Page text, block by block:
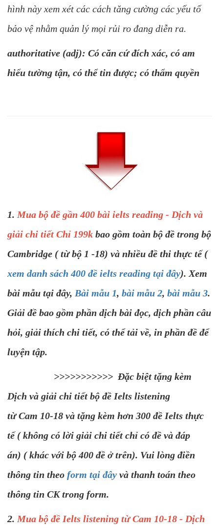
hình này xem xét các cách tăng cường các yếu tố
bảo vệ nhằm quản lý mọi rủi ro đang diễn ra.
authoritative (adj): Có căn cứ đích xác, có am
hiểu tường tận, có thể tin được; có thẩm quyền
1. Mua bộ đề gần 400 bài ielts reading - Dịch và
giải chi tiết Chỉ 199k bao gồm toàn bộ đề trong bộ
Cambridge ( từ bộ 1 -18) và nhiều đề thi thực tế (
xem danh sách 400 đề ielts reading tại đây). Xem
bài mẫu tại đây, Bài mẫu 1, bài mẫu 2, bài mẫu 3.
Giải đề bao gồm phần dịch bài đọc, dịch phần câu
hỏi, giải thích chi tiết, có thể tải về, in phần đề để
luyện tập.
>>>>>>>>>>> Đặc biệt tặng kèm
Dịch và giải chi tiết bộ đề Ielts listening
từ Cam 10-18 và tặng kèm hơn 300 đề Ielts thực
tế ( không có lời giải chi tiết chỉ có đề và đáp
án) ( khác với bộ 400 đề ở trên). Vui lòng điền
thông tin theo form tại đây và thanh toán theo
thông tin CK trong form.
2. Mua bộ đề Ielts listening từ Cam 10-18 - Dịch